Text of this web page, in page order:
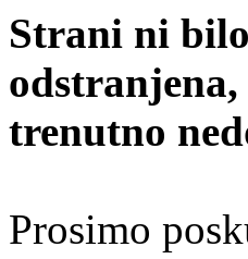
Strani ni
trenutno
Prosimo